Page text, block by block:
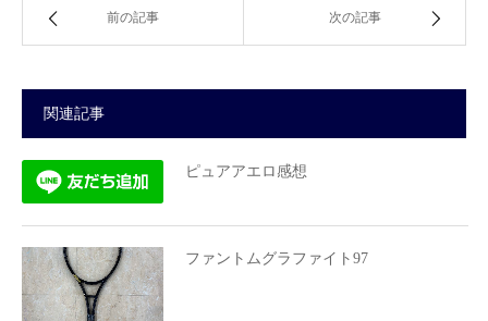
前の記事 次の記事
関連記事
ピュアアエロ感想
ファントムグラファイト97